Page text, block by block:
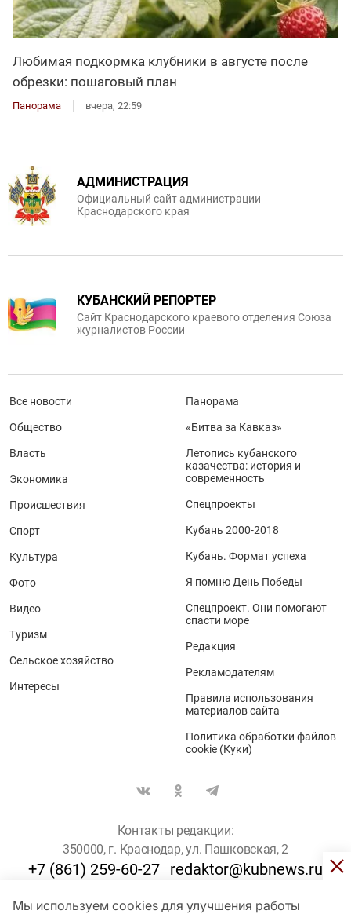
Любимая подкормка клубники в августе после
обрезки: пошаговый план
Панорама вчера, 22:59
Мы используем cookies для улучшения работы
АДМИНИСТРАЦИЯ
Официальный сайт администрации
Краснодарского края
КУБАНСКИЙ РЕПОРТЕР
Сайт Краснодарского краевого отделения Союза
журналистов России
Все новости
Общество
Власть
Экономика
Происшествия
Спорт
Культура
Фото
Видео
Туризм
Сельское хозяйство
Интересы
Панорама
«Битва за Кавказ»
Летопись кубанского
казачества: история и
современность
Спецпроекты
Кубань 2000-2018
Кубань. Формат успеха
Я помню День Победы
Спецпроект. Они помогают
спасти море
Редакция
Рекламодателям
Правила использования
материалов сайта
Политика обработки файлов
cookie (Куки)
Контакты редакции:
350000, г. Краснодар, ул. Пашковская, 2
+7 (861) 259-60-27 redaktor@kubnews.ru
Для пользователей старше 16 лет